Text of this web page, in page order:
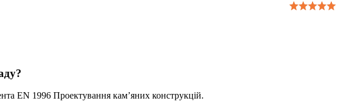
EN 1996 Проектування кам’яних конструкцій.